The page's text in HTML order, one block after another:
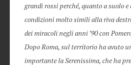
grandi rossi perché, quanto a suolo
condizioni molto simili alla riva
dei miracoli negli anni ’90 con
Dopo Roma, sul territorio ha avuto
importante la Serenissima, che ha